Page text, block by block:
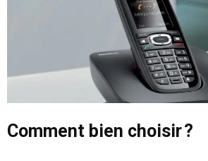
Comment bien choisir ?